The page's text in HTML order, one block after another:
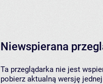
Niewspierana
Ta przeglądarka nie jest
pobierz aktualną wersję